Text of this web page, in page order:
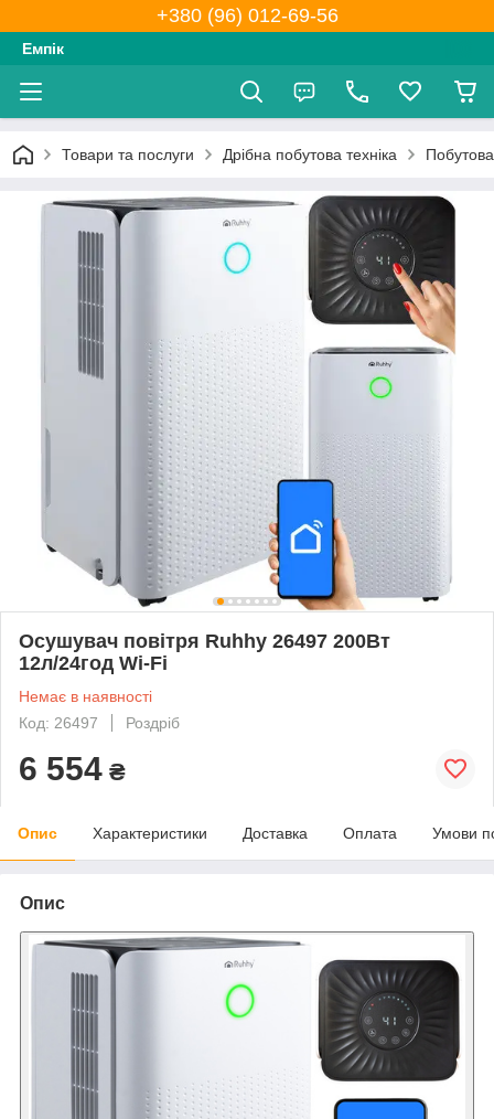
+380 (96) 012-69-56
Емпік
Товари та послуги Дрібна побутова техніка
Осушувач повітря Ruhhy 26497 200Вт
12л/24год Wi-Fi
Немає в наявності
Код: 26497
Роздріб
6 554 ₴
Опис Характеристики Доставка Оплата Умови
Опис